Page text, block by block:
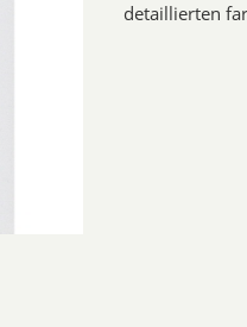
detaillierten